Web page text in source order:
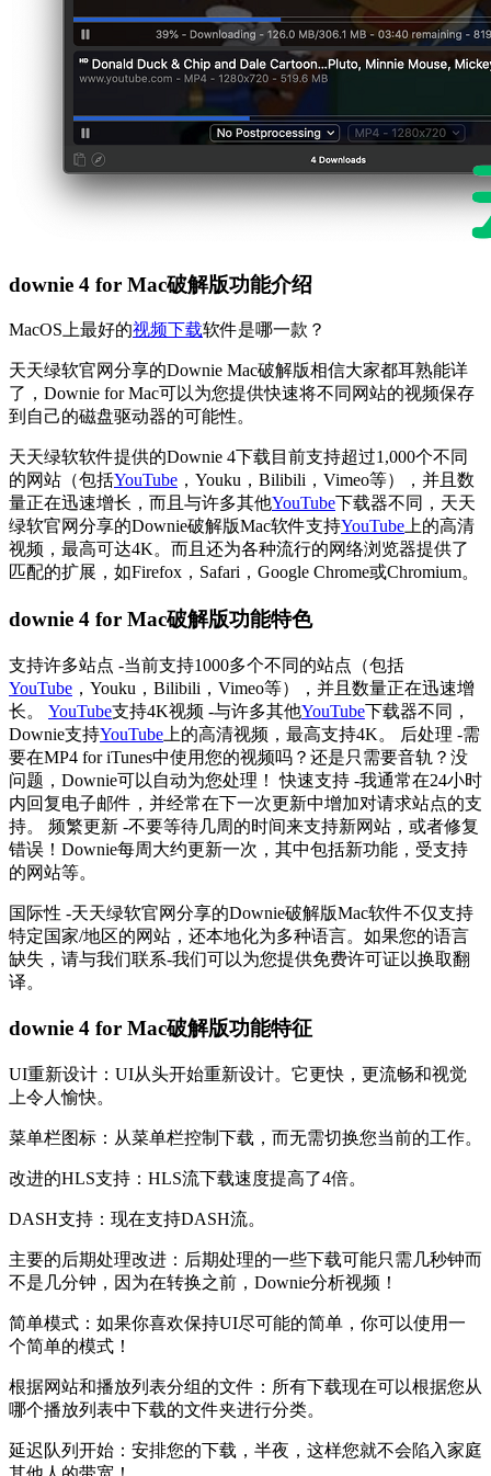
downie 4 for Mac破解版功能介绍
MacOS上最好的视频下载软件是哪一款？
天天绿软官网分享的Downie Mac破解版相信大家都耳熟能详
了，Downie for Mac可以为您提供快速将不同网站的视频保存
到自己的磁盘驱动器的可能性。
天天绿软软件提供的Downie 4下载目前支持超过1,000个不同
的网站（包括YouTube ，Youku，Bilibili，Vimeo等），并且数
量正在迅速增长，而且与许多其他YouTube下载器不同，天天
绿软官网分享的Downie破解版Mac软件支持YouTube 上的高清
视频，最高可达4K。而且还为各种流行的网络浏览器提供了
匹配的扩展，如Firefox，Safari，Google Chrome或Chromium。
downie 4 for Mac破解版功能特色
支持许多站点 -当前支持1000多个不同的站点（包括
YouTube ，Youku，Bilibili，Vimeo等），并且数量正在迅速增
长。 YouTube支持4K视频 -与许多其他YouTube下载器不同，
Downie支持YouTube 上的高清视频，最高支持4K。 后处理 -需
要在MP4 for iTunes中使用您的视频吗？还是只需要音轨？没
问题，Downie可以自动为您处理！ 快速支持 -我通常在24小时
内回复电子邮件，并经常在下一次更新中增加对请求站点的支
持。 频繁更新 -不要等待几周的时间来支持新网站，或者修复
错误！Downie每周大约更新一次，其中包括新功能，受支持
的网站等。
国际性 -天天绿软官网分享的Downie破解版Mac软件不仅支持
特定国家/地区的网站，还本地化为多种语言。如果您的语言
缺失，请与我们联系-我们可以为您提供免费许可证以换取翻
译。
downie 4 for Mac破解版功能特征
UI重新设计：UI从头开始重新设计。它更快，更流畅和视觉
上令人愉快。
菜单栏图标：从菜单栏控制下载，而无需切换您当前的工作。
改进的HLS支持：HLS流下载速度提高了4倍。
DASH支持：现在支持DASH流。
主要的后期处理改进：后期处理的一些下载可能只需几秒钟而
不是几分钟，因为在转换之前，Downie分析视频！
简单模式：如果你喜欢保持UI尽可能的简单，你可以使用一
个简单的模式！
根据网站和播放列表分组的文件：所有下载现在可以根据您从
哪个播放列表中下载的文件夹进行分类。
延迟队列开始：安排您的下载，半夜，这样您就不会陷入家庭